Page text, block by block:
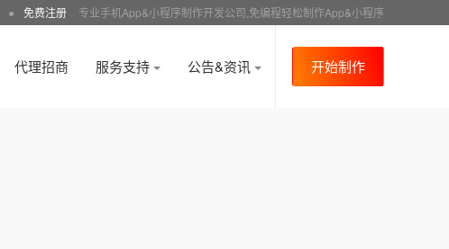
● 免费注册 专业手机App&小程序制作开发公司,免编程轻松制作App&小程序
代理招商 服务支持 公告&资讯 开始制作